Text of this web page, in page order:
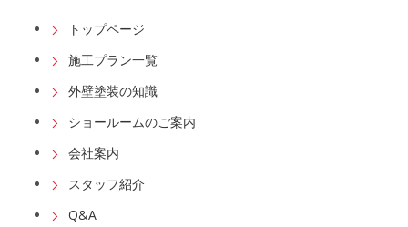
トップページ
施工プラン一覧
外壁塗装の知識
ショールームのご案内
会社案内
スタッフ紹介
Q&A